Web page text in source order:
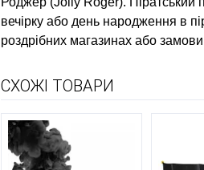
вечірку або день народження в
роздрібних магазинах або
СХОЖІ ТОВАРИ